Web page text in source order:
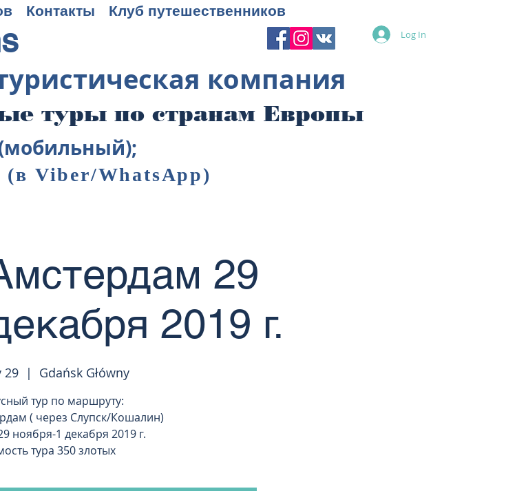
Контакты Клуб путешественников
Log In
компания
(мобильный);
(в Viber/WhatsApp)
туры по странам Европы
29
2019 г.
29
  |
Gdańsk Główny
тур по маршруту:
( через Слупск/Кошалин)
ноября-1 декабря 2019 г.
тура 350 злотых